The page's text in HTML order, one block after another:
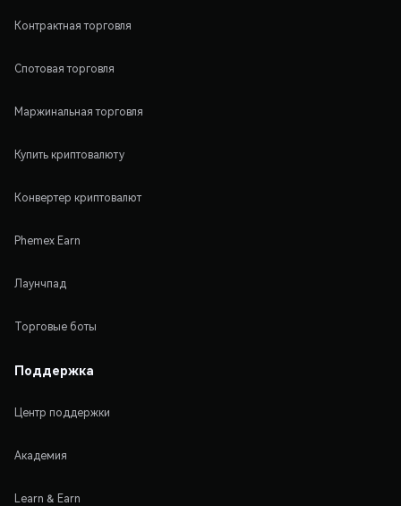
Контрактная торговля
Спотовая торговля
Маржинальная торговля
Купить криптовалюту
Конвертер криптовалют
Phemex Earn
Лаунчпад
Торговые боты
Поддержка
Центр поддержки
Академия
Learn & Earn